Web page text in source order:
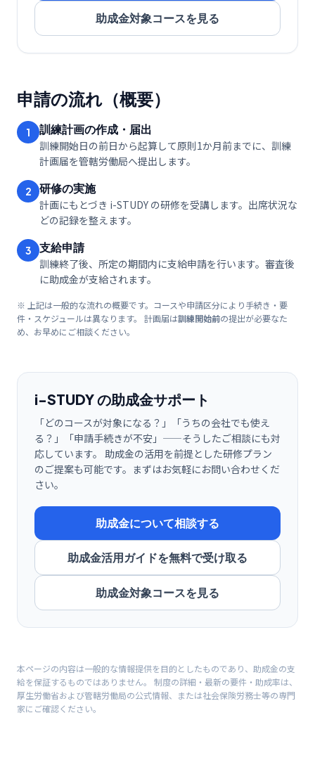
助成金対象コースを見る
申請の流れ（概要）
1 訓練計画の作成・届出
訓練開始日の前日から起算して原則1か月前までに、訓練
計画届を管轄労働局へ提出します。
2 研修の実施
計画にもとづき i-STUDY の研修を受講します。出席状況な
どの記録を整えます。
3 支給申請
訓練終了後、所定の期間内に支給申請を行います。審査後
に助成金が支給されます。
※ 上記は一般的な流れの概要です。コースや申請区分により手続き・要
件・スケジュールは異なります。 計画届は訓練開始前の提出が必要なた
め、お早めにご相談ください。
i-STUDY の助成金サポート
「どのコースが対象になる？」「うちの会社でも使え
る？」「申請手続きが不安」——そうしたご相談にも対
応しています。 助成金の活用を前提とした研修プラン
のご提案も可能です。まずはお気軽にお問い合わせくだ
さい。
助成金について相談する
助成金活用ガイドを無料で受け取る
助成金対象コースを見る
本ページの内容は一般的な情報提供を目的としたものであり、助成金の支
給を保証するものではありません。 制度の詳細・最新の要件・助成率は、
厚生労働省および管轄労働局の公式情報、または社会保険労務士等の専門
家にご確認ください。